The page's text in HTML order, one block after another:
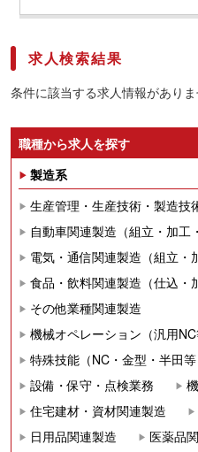
求人検索結果
条件に該当する求人情報がありま
職種から求人を探す
製造系
生産管理・生産技術・製造技
自動車関連製造（組立・加工
電気・通信関連製造（組立・
食品・飲料関連製造（仕込・
その他業種関連製造
機械オペレーション（汎用NC
特殊技能（NC・金型・半田等
設備・保守・点検業務
住宅建材・資材関連製造
日用品関連製造
医薬品